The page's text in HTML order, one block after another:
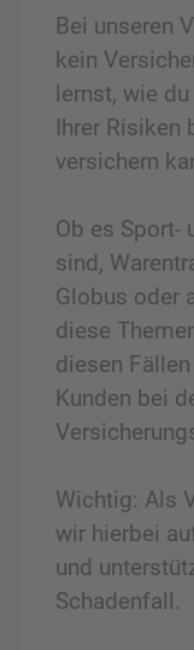
Bei unseren
kein
lernst, wie
Ihrer
versichern
Ob es Sport-
sind,
Globus oder
diese
diesen
Kunden bei
Wichtig: Als
wir hierbei
und
Schadenfall.